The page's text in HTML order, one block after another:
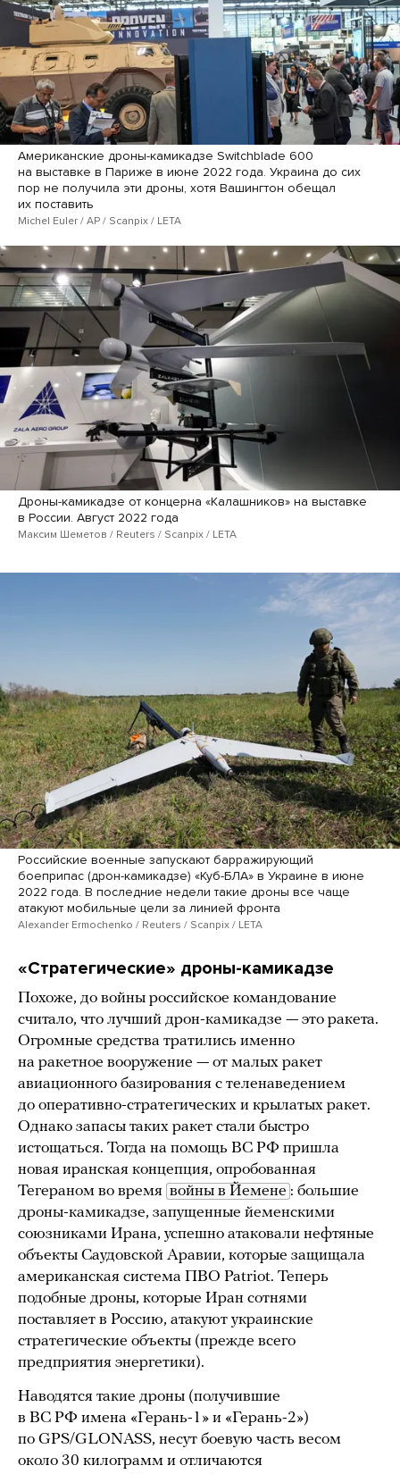
Американские дроны-камикадзе Switchblade 600
на выставке в Париже в июне 2022 года. Украина до сих
пор не получила эти дроны, хотя Вашингтон обещал
их поставить
Michel Euler / AP / Scanpix / LETA
Дроны-камикадзе от концерна «Калашников» на выставке
в России. Август 2022 года
Максим Шеметов / Reuters / Scanpix / LETA
Российские военные запускают барражирующий
боеприпас (дрон-камикадзе) «Куб-БЛА» в Украине в июне
2022 года. В последние недели такие дроны все чаще
атакуют мобильные цели за линией фронта
Alexander Ermochenko / Reuters / Scanpix / LETA
«Стратегические» дроны-камикадзе
Похоже, до войны российское командование
считало, что лучший дрон-камикадзе — это ракета.
Огромные средства тратились именно
на ракетное вооружение — от малых ракет
авиационного базирования с теленаведением
до оперативно-стратегических и крылатых ракет.
Однако запасы таких ракет стали быстро
истощаться. Тогда на помощь ВС РФ пришла
новая иранская концепция, опробованная
Тегераном во время войны в Йемене : большие
дроны-камикадзе, запущенные йеменскими
союзниками Ирана, успешно атаковали нефтяные
объекты Саудовской Аравии, которые защищала
американская система ПВО Patriot. Теперь
подобные дроны, которые Иран сотнями
поставляет в Россию, атакуют украинские
стратегические объекты (прежде всего
предприятия энергетики).
Наводятся такие дроны (получившие
в ВС РФ имена «Герань-1» и «Герань-2»)
по GPS/GLONASS, несут боевую часть весом
около 30 килограмм и отличаются